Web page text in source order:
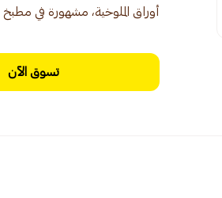
أوراق الملوخية، مشهورة في
تسوق الآن